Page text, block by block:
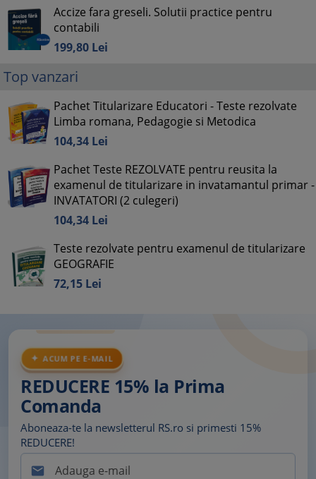
Accize fara greseli. Solutii practice pentru
contabili
199,80 Lei
Top vanzari
Pachet Titularizare Educatori - Teste rezolvate
Limba romana, Pedagogie si Metodica
104,34 Lei
Pachet Teste REZOLVATE pentru reusita la
examenul de titularizare in invatamantul primar -
INVATATORI (2 culegeri)
104,34 Lei
Teste rezolvate pentru examenul de titularizare
GEOGRAFIE
72,15 Lei
ACUM PE E-MAIL
REDUCERE 15% la Prima
Comanda
Aboneaza-te la newsletterul RS.ro si primesti 15%
REDUCERE!
